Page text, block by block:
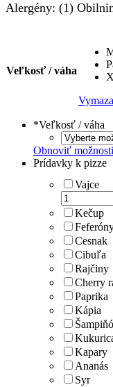
Alergény: (1)
Veľkosť / váha
*Veľkosť / váha
Obnoviť možnosti
Prídavky k pizze
Vajce
Kečup
Cesnak
Cibuľa
Rajčiny
Cherry
Paprika
Kápia
Kapary
Ananás
Syr